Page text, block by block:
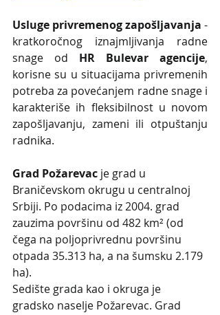
Usluge privremenog zapošljavanja -
kratkoročnog iznajmljivanja radne
snage od HR Bulevar agencije,
korisne su u situacijama privremenih
potreba za povećanjem radne snage i
karakteriše ih fleksibilnost u novom
zapošljavanju, zameni ili otpuštanju
radnika.
Grad Požarevac je grad u
Braničevskom okrugu u centralnoj
Srbiji. Po podacima iz 2004. grad
zauzima površinu od 482 km² (od
čega na poljoprivrednu površinu
otpada 35.313 ha, a na šumsku 2.179
ha).
Sedište grada kao i okruga je
gradsko naselje Požarevac. Grad